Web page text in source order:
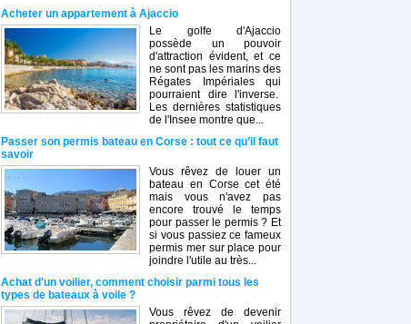
Acheter un appartement à Ajaccio
Le golfe d'Ajaccio
possède un pouvoir
d'attraction évident, et ce
ne sont pas les marins des
Régates Impériales qui
pourraient dire l'inverse.
Les dernières statistiques
de l'Insee montre que...
Passer son permis bateau en Corse : tout ce qu’il faut
savoir
Vous rêvez de louer un
bateau en Corse cet été
mais vous n'avez pas
encore trouvé le temps
pour passer le permis ? Et
si vous passiez ce fameux
permis mer sur place pour
joindre l'utile au très...
Achat d'un voilier, comment choisir parmi tous les
types de bateaux à voile ?
Vous rêvez de devenir